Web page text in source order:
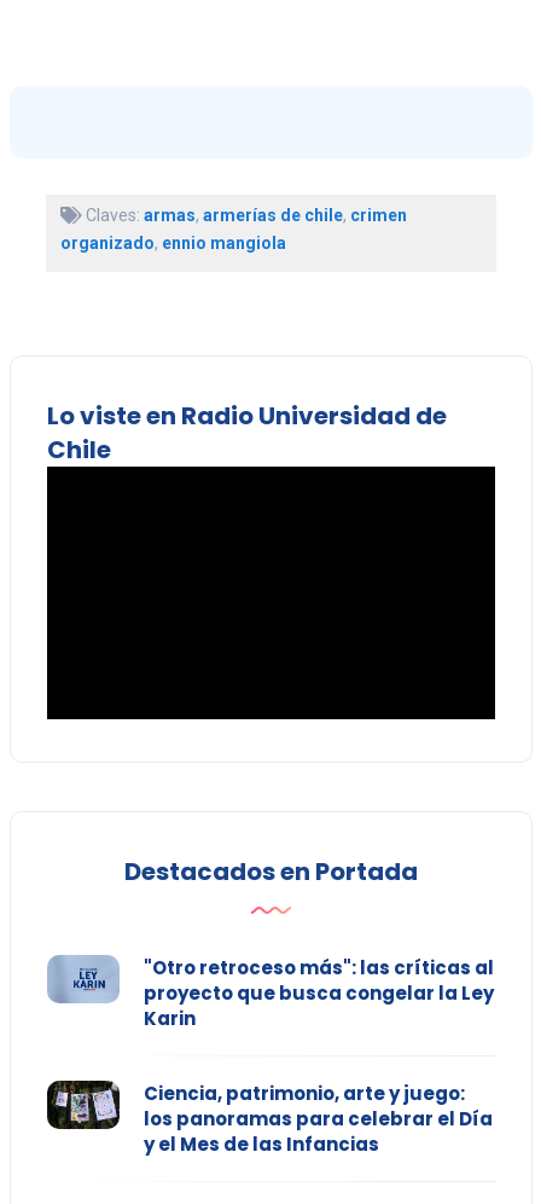
Claves: armas, armerías de chile, crimen
organizado, ennio mangiola
Lo viste en Radio Universidad de
Chile
Destacados en Portada
"Otro retroceso más": las críticas al
proyecto que busca congelar la Ley
Karin
Ciencia, patrimonio, arte y juego:
los panoramas para celebrar el Día
y el Mes de las Infancias